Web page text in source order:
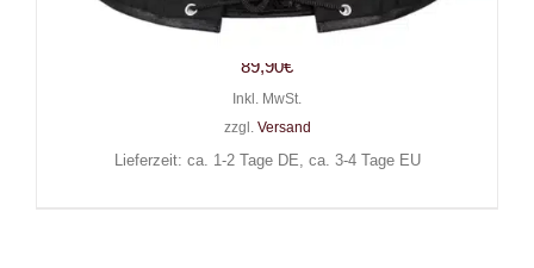
Moril
89,90€
Inkl. MwSt.
zzgl. Versand
Lieferzeit: ca. 1-2 Tage DE, ca. 3-4 Tage EU